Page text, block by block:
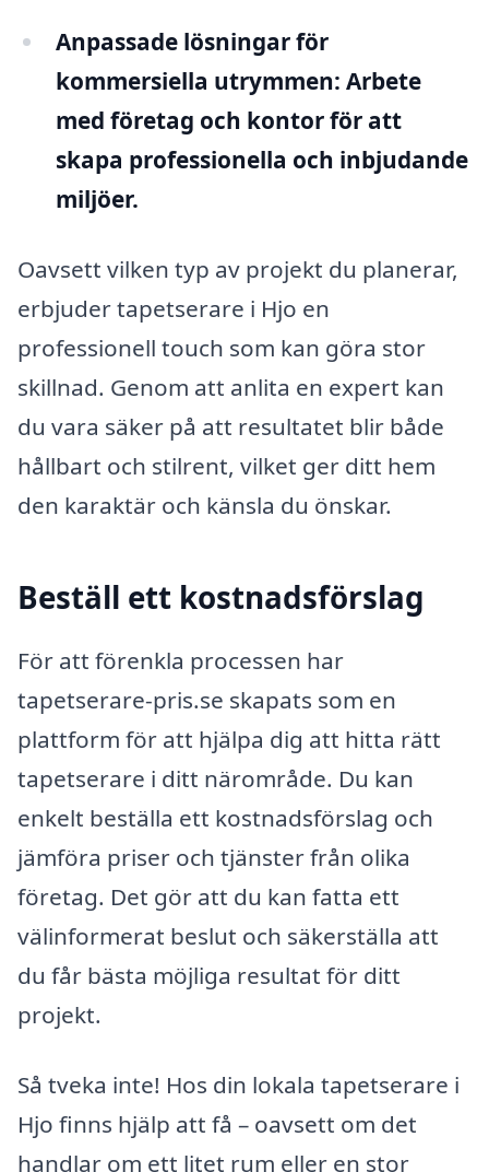
Anpassade lösningar för
kommersiella utrymmen: Arbete
med företag och kontor för att
skapa professionella och inbjudande
miljöer.
Oavsett vilken typ av projekt du planerar,
erbjuder tapetserare i Hjo en
professionell touch som kan göra stor
skillnad. Genom att anlita en expert kan
du vara säker på att resultatet blir både
hållbart och stilrent, vilket ger ditt hem
den karaktär och känsla du önskar.
Beställ ett kostnadsförslag
För att förenkla processen har
tapetserare-pris.se skapats som en
plattform för att hjälpa dig att hitta rätt
tapetserare i ditt närområde. Du kan
enkelt beställa ett kostnadsförslag och
jämföra priser och tjänster från olika
företag. Det gör att du kan fatta ett
välinformerat beslut och säkerställa att
du får bästa möjliga resultat för ditt
projekt.
Så tveka inte! Hos din lokala tapetserare i
Hjo finns hjälp att få – oavsett om det
handlar om ett litet rum eller en stor